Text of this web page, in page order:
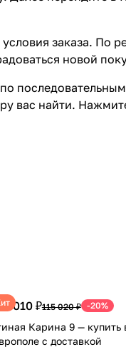
заказа. По
новой
вас найти.
010 ₽115 020 ₽ -20%
Карина 9 — купить
с доставкой